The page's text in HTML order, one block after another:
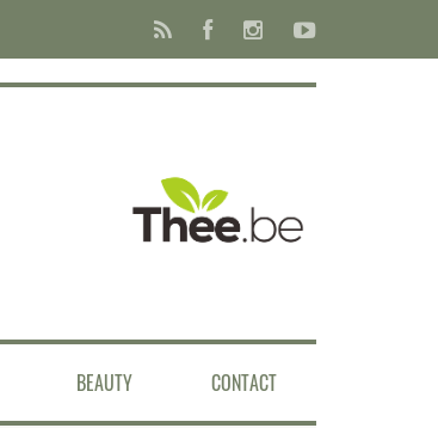
BEAUTY CONTACT